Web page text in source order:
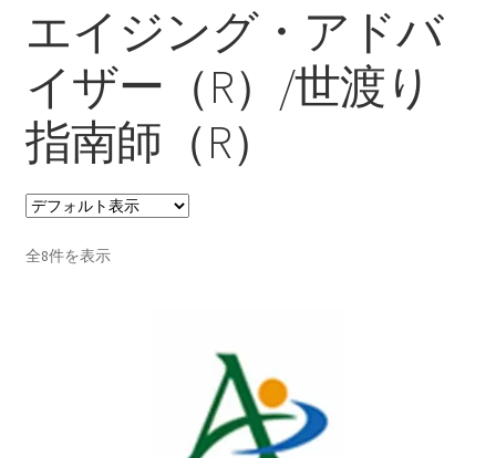
支払い
プライバシーポリシー
エイジング・アドバ
イザー（R）/世渡り
指南師（R）
全8件を表示